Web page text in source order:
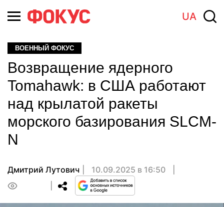
UA
ВОЕННЫЙ ФОКУС
Возвращение ядерного
Tomahawk: в США работают
над крылатой ракеты
морского базирования SLCM-
N
Дмитрий Лутович
10.09.2025 в 16:50